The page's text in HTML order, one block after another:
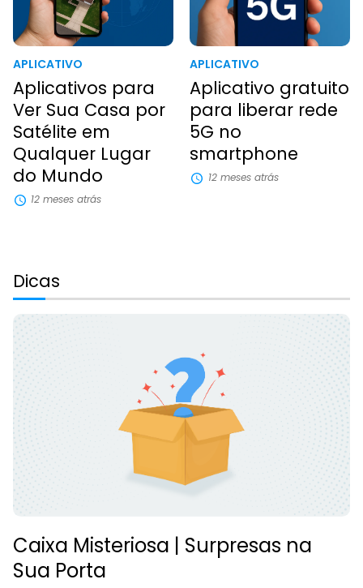
APLICATIVO
Aplicativos para
Ver Sua Casa por
Satélite em
Qualquer Lugar
do Mundo
12 meses atrás
APLICATIVO
Aplicativo gratuito
para liberar rede
5G no
smartphone
12 meses atrás
Dicas
Caixa Misteriosa | Surpresas na
Sua Porta